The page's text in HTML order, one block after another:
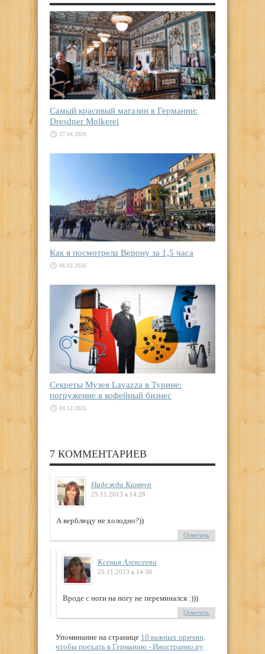
Самый красивый магазин в Германии:
Dresdner Molkerei
27.04.2026
Как я посмотрела Верону за 1,5 часа
06.02.2026
Секреты Музея Lavazza в Турине:
погружение в кофейный бизнес
03.12.2025
7 КОММЕНТАРИЕВ
Надежда Кантур
25.11.2013 в 14:28
А верблюду не холодно?))
Ответить
Ксения Алексеева
25.11.2013 в 14:30
Вроде с ноги на ногу не переминался :)))
Ответить
Упоминание на странице 10 важных причин,
чтобы поехать в Германию - Иностранно.ру